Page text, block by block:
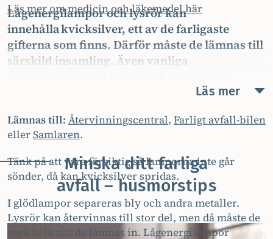
Läs mer om medicin och läkemedel här
Lågenergilampor och lysrör kan
innehålla kvicksilver, ett av de farligaste
gifterna som finns. Därför måste de lämnas till
särskild insamling. Även vanliga
strålkastare ska lämnas till denna insamling.
Lämnas till: Återvinningscentral, Farligt avfall-bilen
ellerSamlaren.
Tänk på att vara försiktig så lamporna inte går
sönder, då kan kvicksilver spridas.
I glödlampor separeras bly och andra metaller.
Lysrör kan återvinnas till stor del, men då måste de
vara hela när de lämnas in. Lågenergilampor
Läs mer
Minska ditt farliga
avfall – husmorstips